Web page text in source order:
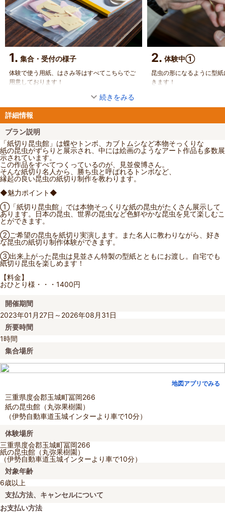
1. 集合・受付の様子
体験で使う用紙、はさみ等はすべてこちらでご
用意しております！
2. 体験中①
昆虫の形になるように型
きます！
続きをみる
詳細情報
プラン説明
「紙切り昆虫館」は蝶やトンボ、カブトムシなど本物そっくりな
紙の昆虫がずらりと展示され、中には絵画のようなアート作品も多数展
示されています。
この作品をすべてつくっているのが、見並俊博さん。
そんな紙切り名人から、勝ち虫と呼ばれるトンボなど、
縁起の良い昆虫の紙切り制作を教わります。
◆魅力ポイント◆
①「紙切り昆虫館」では本物そっくりな紙の昆虫がたくさん展示して
あります。日本の昆虫、世界の昆虫など色鮮やかな昆虫を見て楽しむこ
とができます。
②ご希望の昆虫を紙切り実演します。また名人に教わりながら、好き
な昆虫の紙切り制作体験ができます。
③出来上がった昆虫は見並さん特製の型紙とともにお渡し。自宅でも
紙切り昆虫を楽しめます！
【料金】
おひとり様・・・1400円
開催期間
2023年01月27日～2026年08月31日
所要時間
1時間
集合場所
地図アプリでみる
三重県度会郡玉城町冨岡266
紙の昆虫館（丸弥果樹園）
（伊勢自動車道玉城インターより車で10分）
体験場所
三重県度会郡玉城町冨岡266
紙の昆虫館（丸弥果樹園）
（伊勢自動車道玉城インターより車で10分）
対象年齢
6歳以上
支払方法、キャンセルについて
お支払い方法